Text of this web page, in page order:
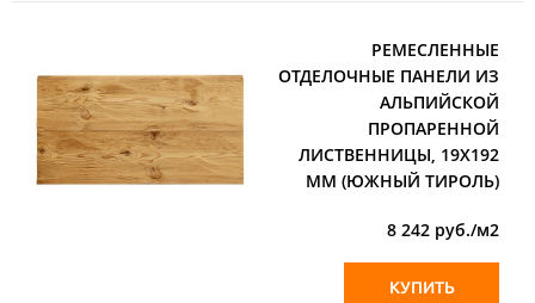
РЕМЕСЛЕННЫЕ
ОТДЕЛОЧНЫЕ ПАНЕЛИ ИЗ
АЛЬПИЙСКОЙ
ПРОПАРЕННОЙ
ЛИСТВЕННИЦЫ, 19Х192
ММ (ЮЖНЫЙ ТИРОЛЬ)
8 242 руб./м2
КУПИТЬ